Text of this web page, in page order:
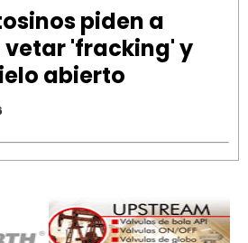
piden a
vetar 'fracking' y
abierto